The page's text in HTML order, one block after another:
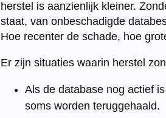
herstel is aanzienlijk kleiner.
staat, van onbeschadigde
Hoe recenter de schade, hoe
Er zijn situaties waarin herstel
Als de database nog actief
soms worden teruggehaald.